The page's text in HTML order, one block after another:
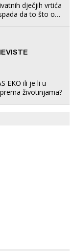
dječjih vrtića
da to što oni
EKO ili je li u
životinjama?